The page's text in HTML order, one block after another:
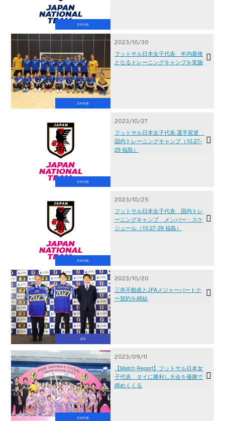
日本代表
日本代表
2023/10/30
フットサル日本女子代表 年内最後
となるトレーニングキャンプを実施
日本代表
2023/10/27
フットサル日本女子代表 選手変更
国内トレーニングキャンプ（10.27-
29 福島）
日本代表
2023/10/25
フットサル日本女子代表 国内トレ
ーニングキャンプ メンバー・スケ
ジュール（10.27-29 福島）
JFA
2023/10/20
三井不動産とJFAメジャーパートナ
ー契約を締結
日本代表
2023/09/11
【Match Report】フットサル日本女
子代表 タイに勝利し大会を優勝で
締めくくる